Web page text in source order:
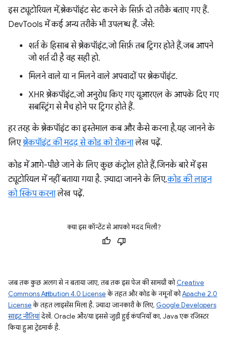
इस ट्यूटोरियल में, ब्रेकपॉइंट सेट करने के सिर्फ़ दो तरीके बताए गए हैं.
DevTools में कई अन्य तरीके भी उपलब्ध हैं. जैसे:
शर्त के हिसाब से ब्रेकपॉइंट, जो सिर्फ़ तब ट्रिगर होते हैं, जब आपने
जो शर्त दी है वह सही हो.
मिलने वाले या न मिलने वाले अपवादों पर ब्रेकपॉइंट.
XHR ब्रेकपॉइंट, जो अनुरोध किए गए यूआरएल के आपके दिए गए
सबस्ट्रिंग से मैच होने पर ट्रिगर होते हैं.
हर तरह के ब्रेकपॉइंट का इस्तेमाल कब और कैसे करना है, यह जानने के
लिएब्रेकपॉइंट की मदद से कोड को रोकनालेख पढ़ें.
कोड में आगे-पीछे जाने के लिए कुछ कंट्रोल होते हैं, जिनके बारे में इस
ट्यूटोरियल में नहीं बताया गया है. ज़्यादा जानने के लिए,कोड की लाइन
को स्किप करनालेख पढ़ें.
क्या इस कॉन्टेंट से आपको मदद मिली?
जब तक कुछ अलग से न बताया जाए, तब तक इस पेज की सामग्री कोCreative
Commons Attribution 4.0 Licenseके तहत और कोड के नमूनों कोApache 2.0
Licenseके तहत लाइसेंस मिला है. ज़्यादा जानकारी के लिए, Google Developers
साइट नीतियांदेखें. Oracle और/या इससे जुड़ी हुई कंपनियों का, Java एक रजिस्टर
किया हुआ ट्रेडमार्क है.